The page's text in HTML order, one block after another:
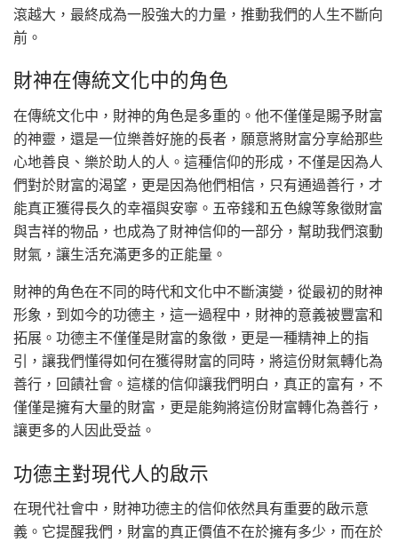
滾越大，最終成為一股強大的力量，推動我們的人生不斷向
前。
財神在傳統文化中的角色
在傳統文化中，財神的角色是多重的。他不僅僅是賜予財富
的神靈，還是一位樂善好施的長者，願意將財富分享給那些
心地善良、樂於助人的人。這種信仰的形成，不僅是因為人
們對於財富的渴望，更是因為他們相信，只有通過善行，才
能真正獲得長久的幸福與安寧。五帝錢和五色線等象徵財富
與吉祥的物品，也成為了財神信仰的一部分，幫助我們滾動
財氣，讓生活充滿更多的正能量。
財神的角色在不同的時代和文化中不斷演變，從最初的財神
形象，到如今的功德主，這一過程中，財神的意義被豐富和
拓展。功德主不僅僅是財富的象徵，更是一種精神上的指
引，讓我們懂得如何在獲得財富的同時，將這份財氣轉化為
善行，回饋社會。這樣的信仰讓我們明白，真正的富有，不
僅僅是擁有大量的財富，更是能夠將這份財富轉化為善行，
讓更多的人因此受益。
功德主對現代人的啟示
在現代社會中，財神功德主的信仰依然具有重要的啟示意
義。它提醒我們，財富的真正價值不在於擁有多少，而在於